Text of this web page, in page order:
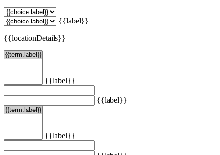
{{label}}
{{locationDetails}}
{{label}}
{{label}}
{{label}}